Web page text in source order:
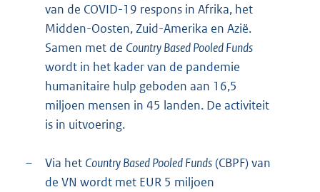
van de COVID-19 respons in Afrika, het
Midden-Oosten, Zuid-Amerika en Azië.
Samen met de Country Based Pooled Funds
wordt in het kader van de pandemie
humanitaire hulp geboden aan 16,5
miljoen mensen in 45 landen. De activiteit
is in uitvoering.
– Via het Country Based Pooled Funds(CBPF) van
de VN wordt met EUR 5 miljoen